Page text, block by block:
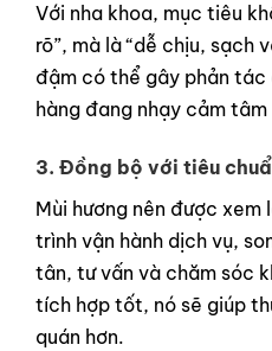
Với nha khoa, mục tiêu
rõ”, mà là “dễ chịu, sạch
đậm có thể gây phản
hàng đang nhạy cảm tâm
3. Đồng bộ với tiêu
Mùi hương nên được xem
trình vận hành dịch vụ,
tân, tư vấn và chăm sóc
tích hợp tốt, nó sẽ giúp
quán hơn.